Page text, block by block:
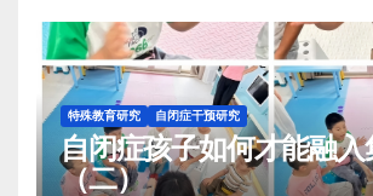
特殊教育研究 自闭症干预研究
自闭症孩子如何才能融入
（二）